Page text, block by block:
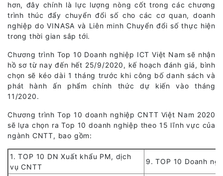
hơn, đây chính là lực lượng nòng cốt trong các chương
trình thúc đẩy chuyển đổi số cho các cơ quan, doanh
nghiệp do VINASA và Liên minh Chuyển đổi số thực hiện
trong thời gian sắp tới.
Chương trình Top 10 Doanh nghiệp ICT Việt Nam sẽ nhận
hồ sơ từ nay đến hết 25/9/2020, kế hoạch đánh giá, bình
chọn sẽ kéo dài 1 tháng trước khi công bố danh sách và
phát hành ấn phẩm chính thức dự kiến vào tháng
11/2020.
Chương trình Top 10 doanh nghiệp CNTT Việt Nam 2020
sẽ lựa chọn ra Top 10 doanh nghiệp theo 15 lĩnh vực của
ngành CNTT, bao gồm:
1. TOP 10 DN Xuất khẩu PM, dịch
vụ CNTT
9. TOP 10 Doanh